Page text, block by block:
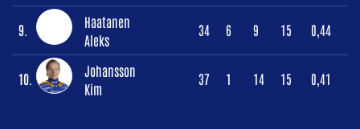
9.
Haatanen
Aleks
34 6 9 15 0,44
10.
Johansson
Kim
37 1 14 15 0,41